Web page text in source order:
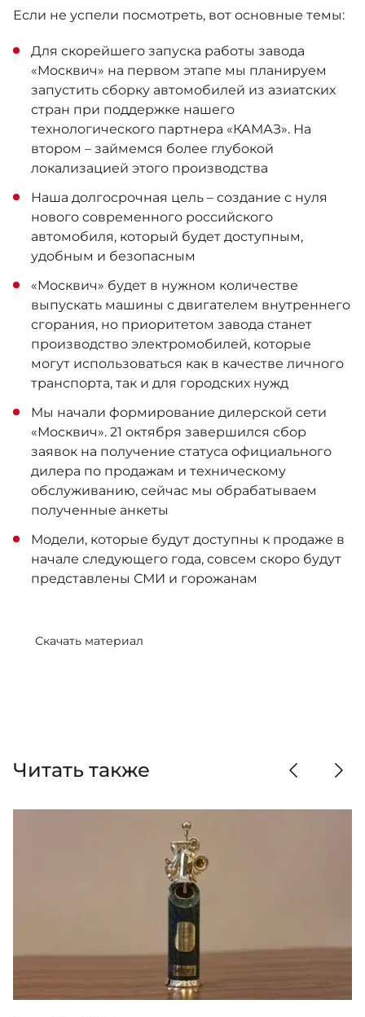
Яркий динамичный седан
Москвич 3 с ручным
управлением (РУ)
Кроссовер, создающий равные
возможности
Москвич 8
Практичный семиместный
от 3 125 000 ₽*
Кредитные программы
Спецпредложения
Калькулятор трейд-ин
Страховые программы
Моторное масло
СЕРВИСНЫЕ АКЦИИ
АКСЕССУАРЫ
КОНТАКТЫ
Если не успели посмотреть, вот основные темы:
Для скорейшего запуска работы завода
«Москвич» на первом этапе мы планируем
запустить сборку автомобилей из азиатских
стран при поддержке нашего
технологического партнера «КАМАЗ». На
втором – займемся более глубокой
локализацией этого производства
Наша долгосрочная цель – создание с нуля
нового современного российского
автомобиля, который будет доступным,
удобным и безопасным
«Москвич» будет в нужном количестве
выпускать машины с двигателем внутреннего
сгорания, но приоритетом завода станет
производство электромобилей, которые
могут использоваться как в качестве личного
транспорта, так и для городских нужд
Мы начали формирование дилерской сети
«Москвич». 21 октября завершился сбор
заявок на получение статуса официального
дилера по продажам и техническому
обслуживанию, сейчас мы обрабатываем
полученные анкеты
Модели, которые будут доступны к продаже в
начале следующего года, совсем скоро будут
представлены СМИ и горожанам
Скачать материал
Читать также